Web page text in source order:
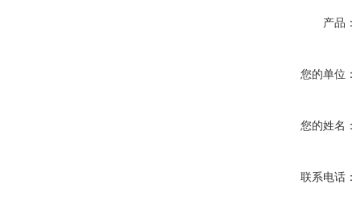
产品：
您的单位：
您的姓名：
联系电话：